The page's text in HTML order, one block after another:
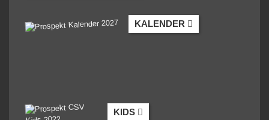
KALENDER
KIDS